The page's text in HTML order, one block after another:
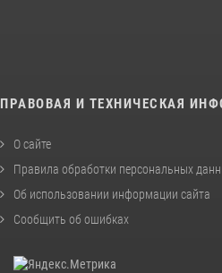
ПРАВОВАЯ И ТЕХНИЧЕСКАЯ
О сайте
Правила обработки персональных
Об использовании информации сайта
Сообщить об ошибках